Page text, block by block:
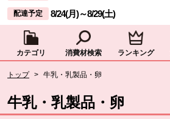
配達予定 8/24(月)～8/29(土)
カテゴリ 消費材検索 ランキング
トップ > 牛乳・乳製品・卵
牛乳・乳製品・卵